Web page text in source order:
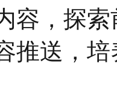
容，探
推送，